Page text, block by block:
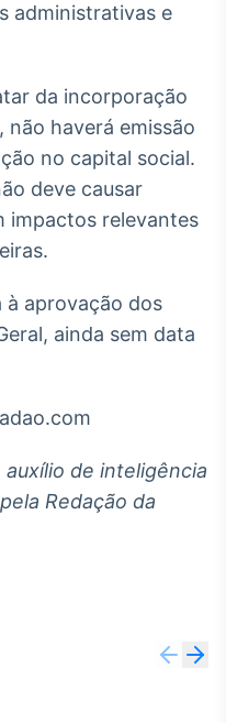
de
e
dados
Ticker
e
conteúdos e
administrativas e
da incorporação
não haverá emissão
no capital social.
deve causar
impactos relevantes
à aprovação dos
ainda sem data
de inteligência
Redação da